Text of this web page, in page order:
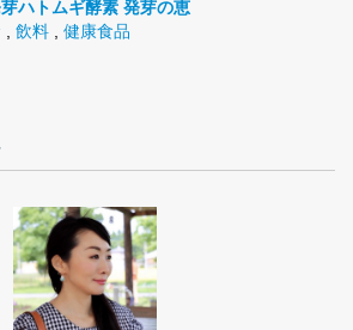
ハトムギ酵素 発芽の恵
飲料 健康食品